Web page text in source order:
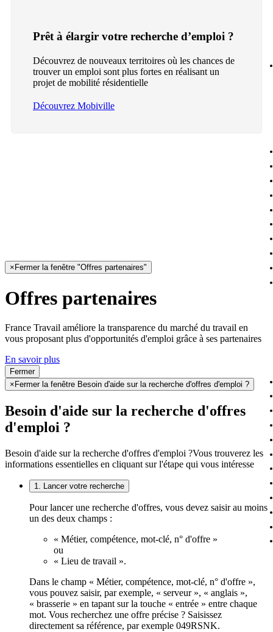
Prêt à élargir votre recherche d’emploi ?
Découvrez de nouveaux territoires où les chances de
trouver un emploi sont plus fortes en réalisant un
projet de mobilité résidentielle
Découvrez Mobiville
× Fermer la fenêtre "Offres partenaires"
Offres partenaires
France Travail améliore la transparence du marché du travail en
vous proposant plus d'opportunités d'emploi grâce à ses partenaires
En savoir plus
Fermer
× Fermer la fenêtre Besoin d'aide sur la recherche d'offres d'emploi ?
Besoin d'aide sur la recherche d'offres
d'emploi ?
Besoin d'aide sur la recherche d'offres d'emploi ?Vous trouverez les
informations essentielles en cliquant sur l'étape qui vous intéresse
1. Lancer votre recherche
Pour lancer une recherche d'offres, vous devez saisir au moins
un des deux champs :
« Métier, compétence, mot-clé, n° d'offre »
ou
« Lieu de travail ».
Dans le champ « Métier, compétence, mot-clé, n° d'offre »,
vous pouvez saisir, par exemple, « serveur », « anglais »,
« brasserie » en tapant sur la touche « entrée » entre chaque
mot. Vous recherchez une offre précise ? Saisissez
directement sa référence, par exemple 049RSNK.